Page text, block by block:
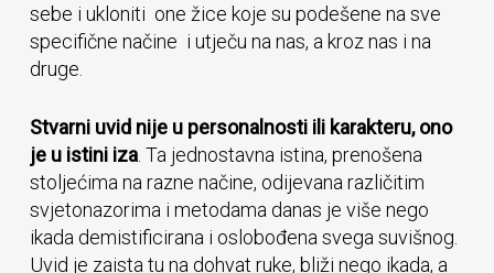
sebe i ukloniti one žice koje su podešene na sve
specifične načine i utječu na nas, a kroz nas i na
druge.
Stvarni uvid nije u personalnosti ili karakteru, ono
je u istini iza. Ta jednostavna istina, prenošena
stoljećima na razne načine, odijevana različitim
svjetonazorima i metodama danas je više nego
ikada demistificirana i oslobođena svega suvišnog.
Uvid je zaista tu na dohvat ruke, bliži nego ikada, a